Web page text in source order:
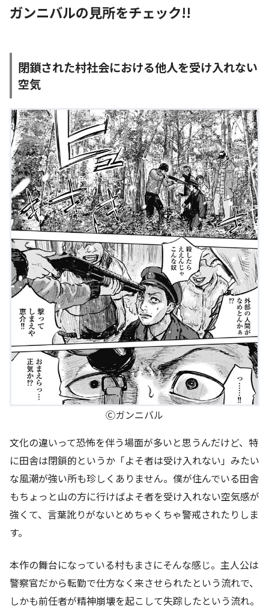
ガンニバルの見所をチェック!!
閉鎖された村社会における他人を受け入れない
空気
Ⓒガンニバル
文化の違いって恐怖を伴う場面が多いと思うんだけど、特
に田舎は閉鎖的というか「よそ者は受け入れない」みたい
な風潮が強い所も珍しくありません。僕が住んでいる田舎
もちょっと山の方に行けばよそ者を受け入れない空気感が
強くて、言葉訛りがないとめちゃくちゃ警戒されたりしま
す。
本作の舞台になっている村もまさにそんな感じ。主人公は
警察官だから転勤で仕方なく来させられたという流れで、
しかも前任者が精神崩壊を起こして失踪したという流れ。